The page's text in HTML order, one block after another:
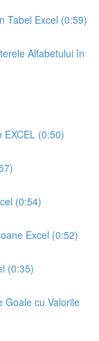
Tabel Excel (0:59)
Alfabetului în
(0:50)
(0:54)
Excel (0:52)
(0:35)
Goale cu Valorile